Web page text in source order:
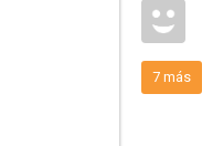
7 más